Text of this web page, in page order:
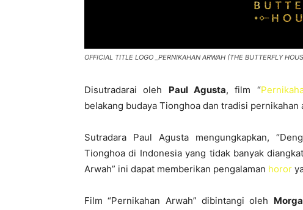
OFFICIAL TITLE LOGO _PERNIKAHAN ARWAH (THE BUTTERFLY
Disutradarai oleh Paul Agusta, film “
belakang budaya Tionghoa dan tradisi pernikahan
Sutradara Paul Agusta mengungkapkan,
Tionghoa di Indonesia yang tidak banyak
Arwah” ini dapat memberikan pengalaman horor
Film “Pernikahan Arwah” dibintangi oleh